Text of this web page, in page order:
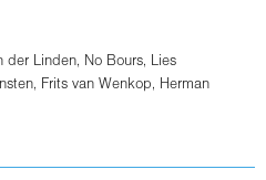
der Linden, No Bours,
Lies
, Frits van Wenkop,
Herman